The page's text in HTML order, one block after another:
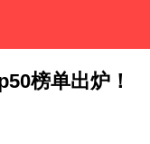
榜单出炉！